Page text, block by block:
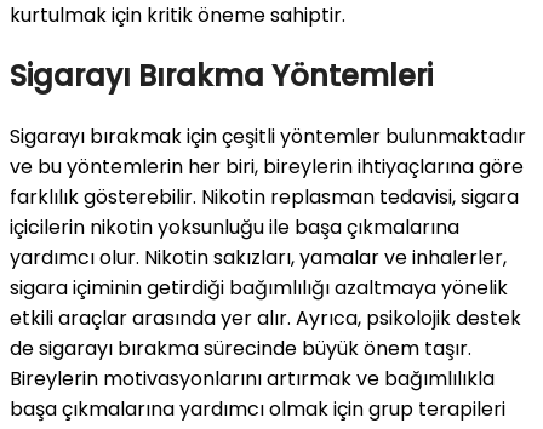
kurtulmak için kritik öneme sahiptir.
Sigarayı Bırakma Yöntemleri
Sigarayı bırakmak için çeşitli yöntemler bulunmaktadır
ve bu yöntemlerin her biri, bireylerin ihtiyaçlarına göre
farklılık gösterebilir. Nikotin replasman tedavisi, sigara
içicilerin nikotin yoksunluğu ile başa çıkmalarına
yardımcı olur. Nikotin sakızları, yamalar ve inhalerler,
sigara içiminin getirdiği bağımlılığı azaltmaya yönelik
etkili araçlar arasında yer alır. Ayrıca, psikolojik destek
de sigarayı bırakma sürecinde büyük önem taşır.
Bireylerin motivasyonlarını artırmak ve bağımlılıkla
başa çıkmalarına yardımcı olmak için grup terapileri